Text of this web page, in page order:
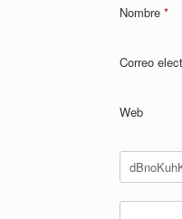
Nombre *
Correo
Web